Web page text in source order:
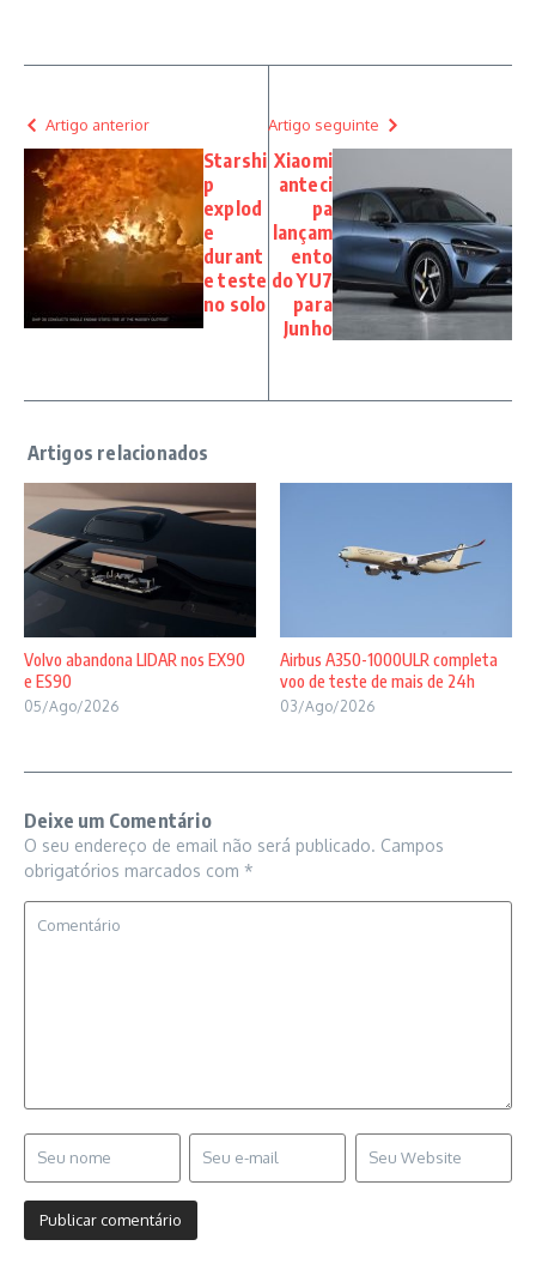
Artigo anterior
Starshi
p
explod
e
durant
e teste
no solo
Artigo seguinte
Xiaomi
anteci
pa
lançam
ento
do YU7
para
Junho
Volvo abandona LIDAR nos EX90
e ES90
05/Ago/2026
Airbus A350-1000ULR completa
voo de teste de mais de 24h
03/Ago/2026
Deixe um Comentário
O seu endereço de email não será publicado. Campos
obrigatórios marcados com *